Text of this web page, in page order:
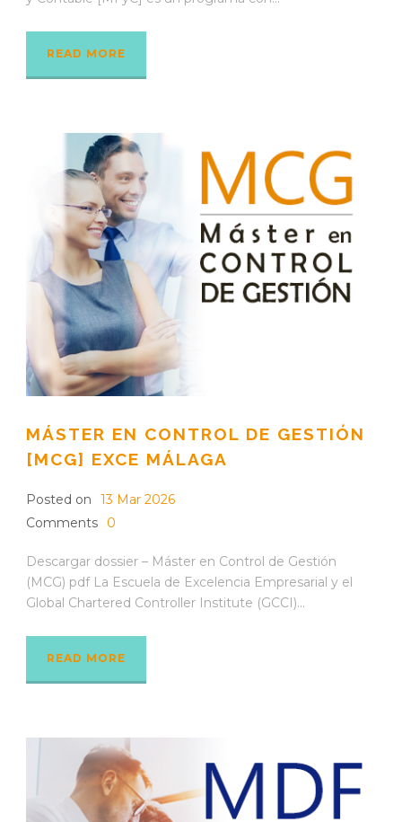
READ MORE
MÁSTER EN CONTROL DE GESTIÓN
[MCG] EXCE MÁLAGA
Posted on
13 Mar 2026
Comments
0
Descargar dossier – Máster en Control de Gestión
(MCG) pdf La Escuela de Excelencia Empresarial y el
Global Chartered Controller Institute (GCCI)...
READ MORE